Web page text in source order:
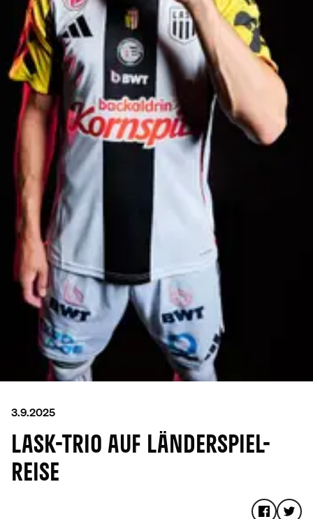
3.9.2025
LASK-TRIO AUF LÄNDERSPIEL-
REISE